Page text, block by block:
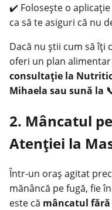
✔️ Folosește o
ca să te asiguri că nu
Dacă nu știi cum să îți
oferi un plan
consultație la
Mihaela sau sună la
2. Mâncatul
Atenției la
Într-un oraș agitat
mănâncă pe fugă, fie
este că mâncatul